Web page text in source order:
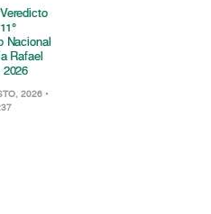
Veredicto
11°
Nacional
Rafael
2026
2026 •